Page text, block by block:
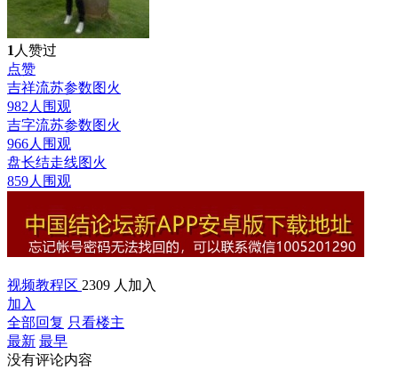
1 人赞过
点赞
吉祥流苏参数图火
982人围观
吉字流苏参数图火
966人围观
盘长结走线图火
859人围观
视频教程区 2309 人加入
加入
全部回复 只看楼主
最新 最早
没有评论内容